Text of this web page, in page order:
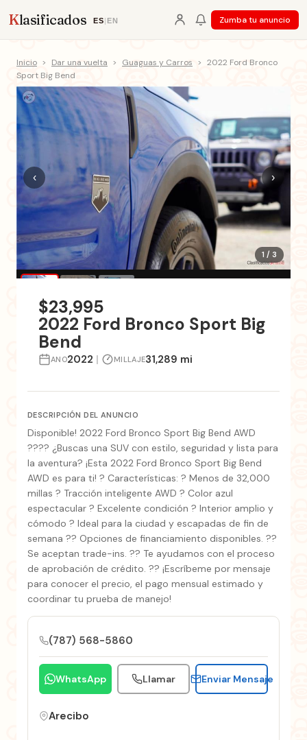
Klasificados ES| EN Zumba tu anuncio
Inicio > Dar una vuelta > Guaguas y Carros > 2022 Ford Bronco
Sport Big Bend
1 / 3
‹ ›
$23,995
2022 Ford Bronco Sport Big
Bend
ANO2022 | MILLAJE31,289 mi
DESCRIPCIÓN DEL ANUNCIO
Disponible! 2022 Ford Bronco Sport Big Bend AWD
???? ¿Buscas una SUV con estilo, seguridad y lista para
la aventura? ¡Esta 2022 Ford Bronco Sport Big Bend
AWD es para ti! ? Características: ? Menos de 32,000
millas ? Tracción inteligente AWD ? Color azul
espectacular ? Excelente condición ? Interior amplio y
cómodo ? Ideal para la ciudad y escapadas de fin de
semana ?? Opciones de financiamiento disponibles. ??
Se aceptan trade-ins. ?? Te ayudamos con el proceso
de aprobación de crédito. ?? ¡Escríbeme por mensaje
para conocer el precio, el pago mensual estimado y
coordinar tu prueba de manejo!
(787) 568-5860
WhatsApp Llamar Enviar Mensaje
Arecibo